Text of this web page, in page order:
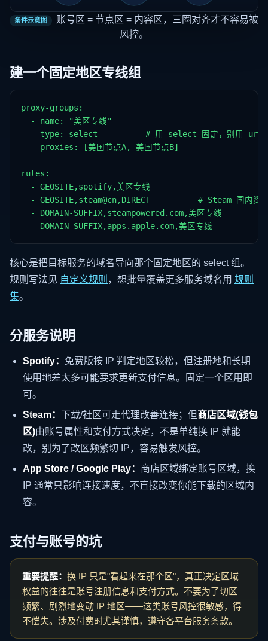
条件示意图
账号区 = 节点区 = 内容区，三圈对齐才不容易被
风控。
建一个固定地区专线组
proxy-groups:
  - name: "美区专线"
type: select          # 用 select 固定，别用
    proxies: [美国节点A, 美国节点B]
rules:
  - GEOSITE,spotify,美区专线
- GEOSITE,steam@cn,DIRECT          # Steam 国内资
  - DOMAIN-SUFFIX,steampowered.com,美区专线
  - DOMAIN-SUFFIX,apps.apple.com,美区专线
核心是把目标服务的域名导向那个固定地区的 select 组。
规则写法见 自定义规则 ，想批量覆盖更多服务域名用 规则
集。
分服务说明
Spotify： 免费版按 IP 判定地区较松，但注册地和长期
使用地差太多可能要求更新支付信息。固定一个区用即
可。
Steam： 下载/社区可走代理改善连接；但商店区域(钱包
区)由账号属性和支付方式决定，不是单纯换 IP 就能
改，别为了改区频繁切 IP，容易触发风控。
App Store / Google Play： 商店区域绑定账号区域，换
IP 通常只影响连接速度，不直接改变你能下载的区域内
容。
支付与账号的坑
重要提醒： 换 IP 只是"看起来在那个区"，真正决定区域
权益的往往是账号注册信息和支付方式。不要为了切区
频繁、剧烈地变动 IP 地区——这类账号风控很敏感，得
不偿失。涉及付费时尤其谨慎，遵守各平台服务条款。